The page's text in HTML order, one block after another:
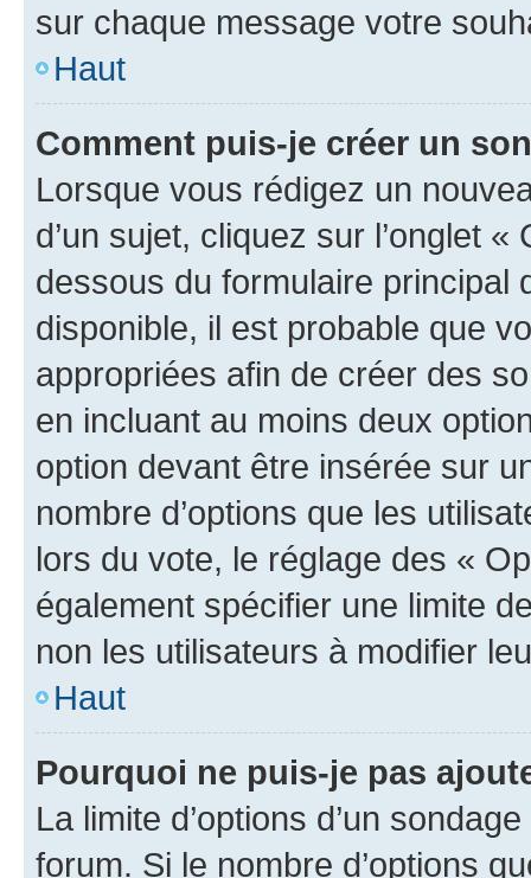
sur chaque message votre
Haut
Comment puis-je créer un
Lorsque vous rédigez un
d’un sujet, cliquez sur l’onglet
dessous du formulaire principal
disponible, il est probable que
appropriées afin de créer des
en incluant au moins deux
option devant être insérée sur
nombre d’options que les
lors du vote, le réglage des «
également spécifier une limite
non les utilisateurs à modifier
Haut
Pourquoi ne puis-je pas
La limite d’options d’un
forum. Si le nombre d’options